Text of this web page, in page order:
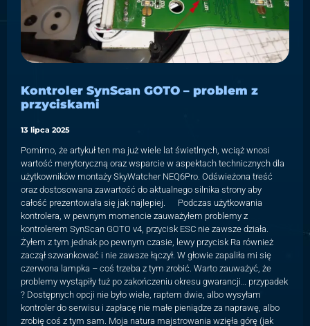
Kontroler SynScan GOTO – problem z
przyciskami
13 lipca 2025
Pomimo, że artykuł ten ma już wiele lat świetlnych, wciąż wnosi
wartość merytoryczną oraz wsparcie w aspektach technicznych dla
użytkowników montaży SkyWatcher NEQ6Pro. Odświeżona treść
oraz dostosowana zawartość do aktualnego silnika strony aby
całość prezentowała się jak najlepiej. Podczas użytkowania
kontrolera, w pewnym momencie zauważyłem problemy z
kontrolerem SynScan GOTO v4, przycisk ESC nie zawsze działa.
Żyłem z tym jednak po pewnym czasie, lewy przycisk Ra również
zaczął szwankować i nie zawsze łączył. W głowie zapaliła mi się
czerwona lampka – coś trzeba z tym zrobić. Warto zauważyć, że
problemy wystąpiły tuż po zakończeniu okresu gwarancji… przypadek
? Dostępnych opcji nie było wiele, raptem dwie, albo wysyłam
kontroler do serwisu i zapłacę nie małe pieniądze za naprawę, albo
zrobię coś z tym sam. Moja natura majstrowania wzięła górę (jak